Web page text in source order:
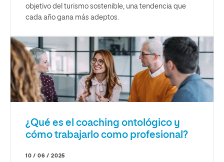
objetivo del turismo sostenible, una tendencia que
cada año gana más adeptos.
¿Qué es el coaching ontológico y
cómo trabajarlo como profesional?
10 / 06 / 2025